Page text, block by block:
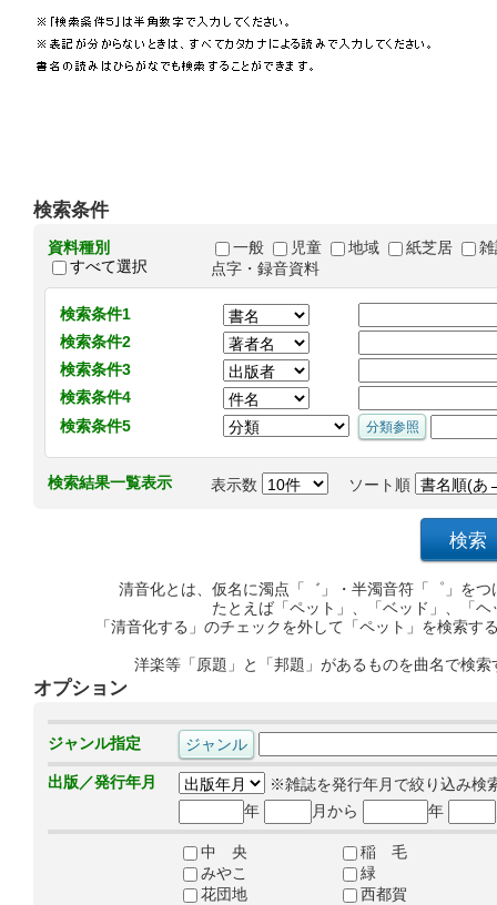
検索条件
資料種別
すべて選択
一般 児童 地域 紙芝居
点字・録音資料
検索条件1
検索条件2
検索条件3
検索条件4
検索条件5
検索結果一覧表示 表示数 ソート順
清音化とは、仮名に濁点「゛」・半濁音符「゜」を
たとえば「ペット」、「ベッド」、「
「清音化する」のチェックを外して「ペット」を検索
洋楽等「原題」と「邦題」があるものを曲名で検
オプション
ジャンル指定
出版／発行年月
※雑誌を発行年月で絞り込み検
年
月から 年
中 央
稲 毛
みやこ
緑
花団地
西都賀